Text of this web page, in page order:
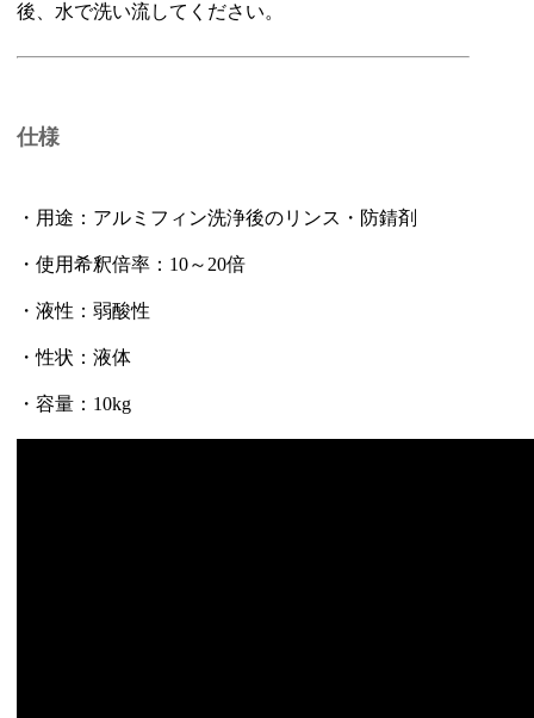
後、水で洗い流してください。
仕様
・用途：アルミフィン洗浄後のリンス・防錆剤
・使用希釈倍率：10～20倍
・液性：弱酸性
・性状：液体
・容量：10kg